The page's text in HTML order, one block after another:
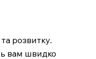
розвитку.
вам швидко